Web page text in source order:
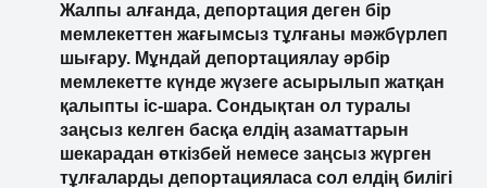
Жалпы алғанда, депортация деген бір
мемлекеттен жағымсыз тұлғаны мәжбүрлеп
шығару. Мұндай депортациялау әрбір
мемлекетте күнде жүзеге асырылып жатқан
қалыпты іс-шара. Сондықтан ол туралы
заңсыз келген басқа елдің азаматтарын
шекарадан өткізбей немесе заңсыз жүрген
тұлғаларды депортацияласа сол елдің билігі